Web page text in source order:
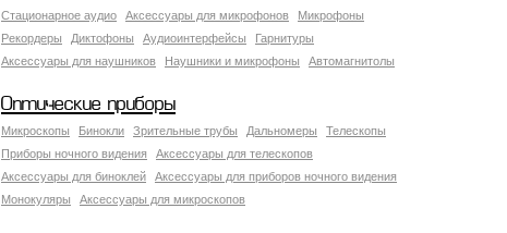
Стационарное аудио Аксессуары для микрофонов
Микрофоны
Рекордеры
Диктофоны Аудиоинтерфейсы
Гарнитуры
Аксессуары для наушников
Наушники и микрофоны Автомагнитолы
Оптические приборы
Микроскопы Бинокли Зрительные трубы Дальномеры
Телескопы
Приборы ночного видения
Аксессуары для телескопов
Аксессуары для биноклей
Аксессуары для приборов ночного видения
Монокуляры
Аксессуары для микроскопов